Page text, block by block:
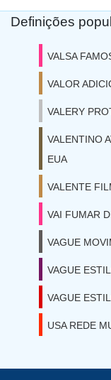
Definições
VALSA
VALOR
VALERY
VALENTINO
EUA
VALENTE
VAI FUMAR
VAGUE
VAGUE
VAGUE
USA REDE